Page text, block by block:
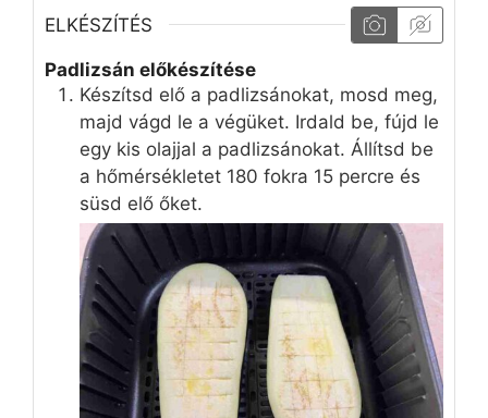
ELKÉSZÍTÉS
Padlizsán előkészítése
Készítsd elő a padlizsánokat, mosd meg,
majd vágd le a végüket. Irdald be, fújd le
egy kis olajjal a padlizsánokat. Állítsd be
a hőmérsékletet 180 fokra 15 percre és
süsd elő őket.